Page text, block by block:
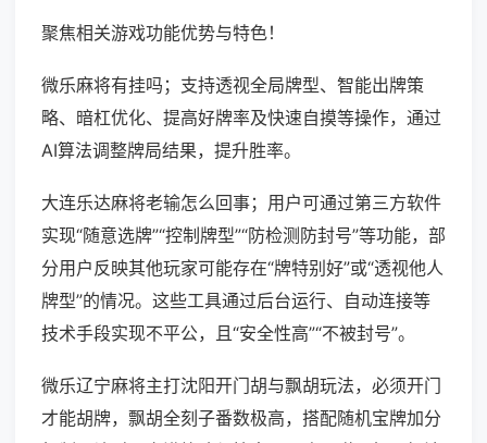
聚焦相关游戏功能优势与特色！
微乐麻将有挂吗；支持透视全局牌型、智能出牌策
略、暗杠优化、提高好牌率及快速自摸等操作，通过
AI算法调整牌局结果，提升胜率。
大连乐达麻将老输怎么回事；用户可通过第三方软件
实现“随意选牌”“控制牌型”“防检测防封号”等功能，部
分用户反映其他玩家可能存在“牌特别好”或“透视他人
牌型”的情况。这些工具通过后台运行、自动连接等
技术手段实现不平公，且“安全性高”“不被封号”。
微乐辽宁麻将主打沈阳开门胡与飘胡玩法，必须开门
才能胡牌，飘胡全刻子番数极高，搭配随机宝牌加分